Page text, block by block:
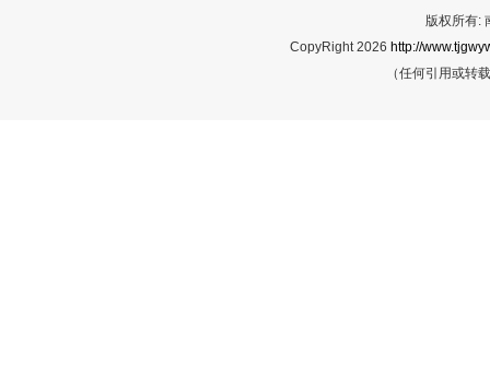
版权所有:
CopyRight 2026 http://
（任何引用或转